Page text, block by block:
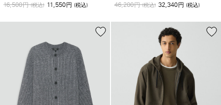
16,500円(税込) 11,550円 (税込)
46,200円(税込) 32,340円 (税込)